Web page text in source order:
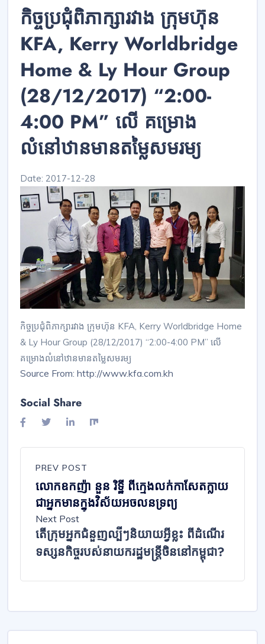
កិច្ចប្រជុំពិភាក្សារវាង ក្រុមហ៊ុន
KFA, Kerry Worldbridge
Home & Ly Hour Group
(28/12/2017) “2:00-
4:00 PM” លើ គម្រោង
លំនៅឋានមានតម្លៃសមរម្យ
Date: 2017-12-28
កិច្ចប្រជុំពិភាក្សារវាង ក្រុមហ៊ុន KFA, Kerry Worldbridge Home
& Ly Hour Group (28/12/2017) “2:00-4:00 PM” លើ
គម្រោងលំនៅឋានមានតម្លៃសមរម្យ
Source From: http://www.kfa.com.kh
Social Share
PREV POST
លោក​ឧកញ៉ា នួន រិ​ទ្ឋី ពី​ក្មេង​លក់​កាសែត​ក្លាយ
ជា​អ្នកមាន​ក្នុង​វិស័យ​អចលនទ្រព្យ
Next Post
តើ​ក្រុម​អ្នក​ជំនួញ​ល្បីៗ​និយាយ​អ្វី​ខ្លះ ពី​ដំណើរ​
ទស្សន​កិច្ច​របស់​នាយក​រដ្ឋមន្ត្រី​ចិន​នៅ​កម្ពុជា?